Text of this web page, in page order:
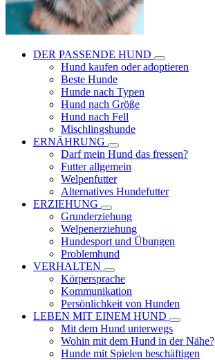
DER PASSENDE HUND
Hund kaufen oder adoptieren
Beste Hunde
Hunde nach Typen
Hund nach Größe
Hund nach Fell
Mischlingshunde
ERNÄHRUNG
Darf mein Hund das fressen?
Futter allgemein
Welpenfutter
Alternatives Hundefutter
ERZIEHUNG
Grunderziehung
Welpenerziehung
Hundesport und Übungen
Problemhund
VERHALTEN
Körpersprache
Kommunikation
Persönlichkeit von Hunden
LEBEN MIT EINEM HUND
Mit dem Hund unterwegs
Wohin mit dem Hund in der Nähe?
Hunde mit Spielen beschäftigen